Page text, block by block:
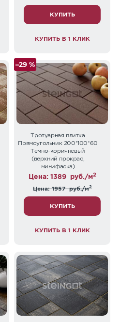
КУПИТЬ
КУПИТЬ В 1 КЛИК
–29 %
Тротуарная плитка
Прямоугольник 200*100*60
Темно-коричневый
(верхний прокрас,
минифаска)
Цена: 1389 руб./м2
Цена: 1957руб./м2
КУПИТЬ
КУПИТЬ В 1 КЛИК